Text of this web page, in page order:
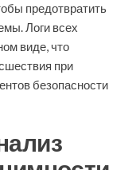
предотвратить
Логи всех
виде, что
при
безопасности